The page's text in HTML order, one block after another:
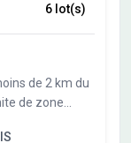
6 lot(s)
de 2 km du
de zone